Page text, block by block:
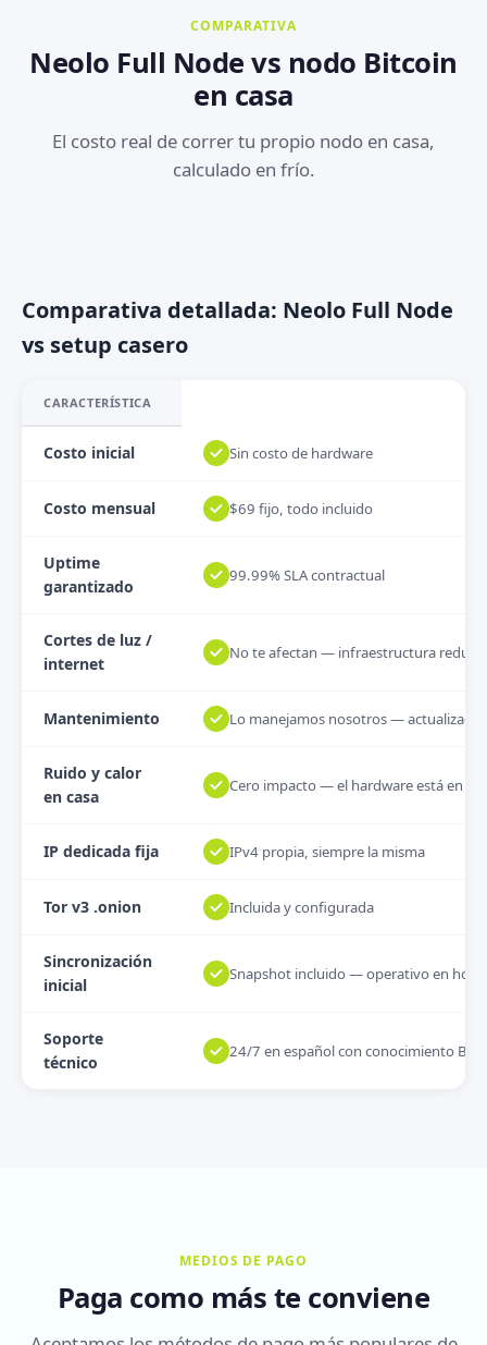
COMPARATIVA
Neolo Full Node vs nodo Bitcoin
en casa
El costo real de correr tu propio nodo en casa,
calculado en frío.
Comparativa detallada: Neolo Full Node
vs setup casero
CARACTERÍSTICA
Costo inicial Sin costo de hardware
Costo mensual $69 fijo, todo incluido
Uptime
garantizado
99.99% SLA contractual
Cortes de luz /
internet
No te afectan — infraestructura
Mantenimiento Lo manejamos nosotros —
Ruido y calor
en casa
Cero impacto — el hardware está en
IP dedicada fija IPv4 propia, siempre la misma
Tor v3 .onion Incluida y configurada
Sincronización
inicial
Snapshot incluido — operativo en
Soporte
técnico
24/7 en español con conocimiento
MEDIOS DE PAGO
Paga como más te conviene